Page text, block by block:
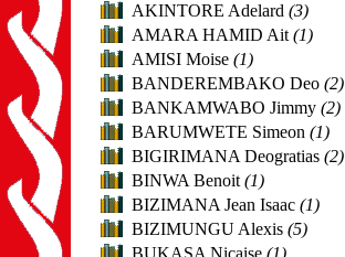
AKINTORE Adelard (3)
AMARA HAMID Ait (1)
AMISI Moise (1)
BANDEREMBAKO Deo (2)
BANKAMWABO Jimmy (2)
BARUMWETE Simeon (1)
BIGIRIMANA Deogratias (2)
BINWA Benoit (1)
BIZIMANA Jean Isaac (1)
BIZIMUNGU Alexis (5)